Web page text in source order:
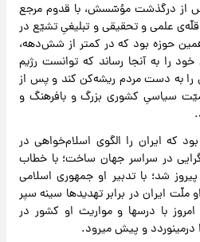
از درگذشت مؤسّسش، با قدوم مرجع
علمی و تحقیقی و تبلیغیِ تشیّع در
حوزه بود که در کمتر از شش‌دهه،
را به آنجا رساند که توانست رژیم
به دست مردم ریشه‌کن کند و پس از
سیاسیِ کشوری بزرگ و بافرهنگ و
ایران را الگوی اسلام‌خواهی در
در سراسر جهان ساخت؛ با خطاب
شد؛ با تدبیر او جمهوری اسلامی
ایران در برابر تهدیدها سینه سپر
با درسها و مواریث او کشور در
درمینوردد و پیش میرود.